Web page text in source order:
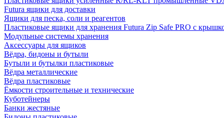
Futura ящики для доставки
Ящики для песка, соли и реагентов
Пластиковые ящики для хранения Futura Zip Safe PRO с
Модульные системы хранения
Аксессуары для ящиков
Вёдра, бидоны и бутыли
Бутыли и бутылки пластиковые
Вёдра металлические
Вёдра пластиковые
Ёмкости строительные и технические
Куботейнеры
Банки жестяные